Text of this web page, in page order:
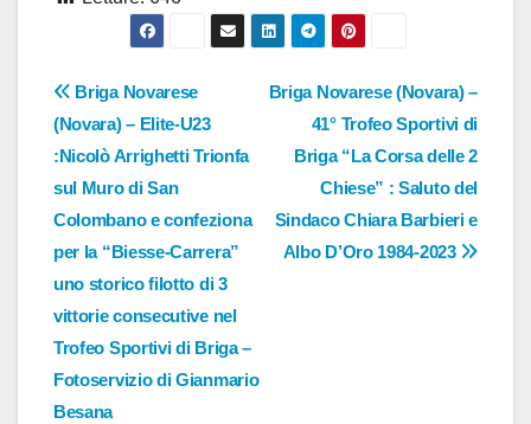
Navigazione
articoli
Briga Novarese (Novara) –
41° Trofeo Sportivi di
Briga “La Corsa delle 2
Chiese” : Saluto del
Sindaco Chiara Barbieri e
Albo D’Oro 1984-2023
Briga Novarese
(Novara) – Elite-U23
:Nicolò Arrighetti Trionfa
sul Muro di San
Colombano e confeziona
per la “Biesse-Carrera”
uno storico filotto di 3
vittorie consecutive nel
Trofeo Sportivi di Briga –
Fotoservizio di Gianmario
Besana